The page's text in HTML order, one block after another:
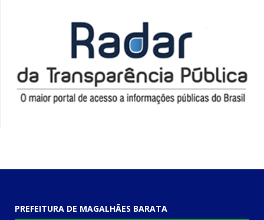
PREFEITURA DE MAGALHÃES BARATA